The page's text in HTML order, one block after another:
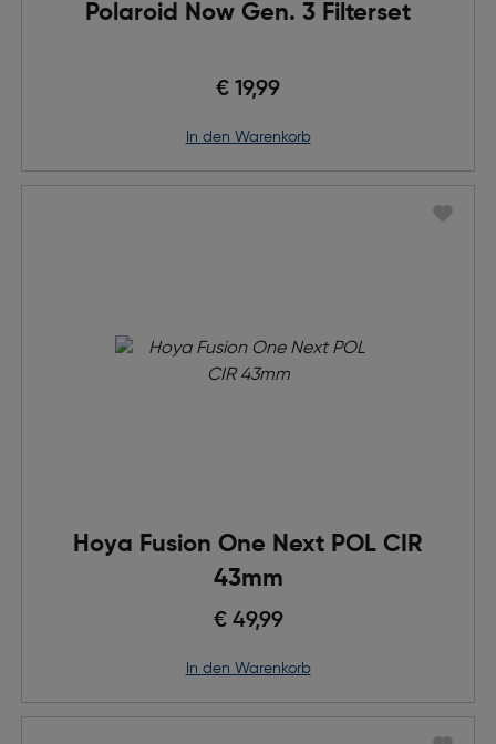
Polaroid Now Gen. 3 Filterset
€ 19,99
in den Warenkorb
Hoya Fusion One Next POL CIR
43mm
€ 49,99
in den Warenkorb